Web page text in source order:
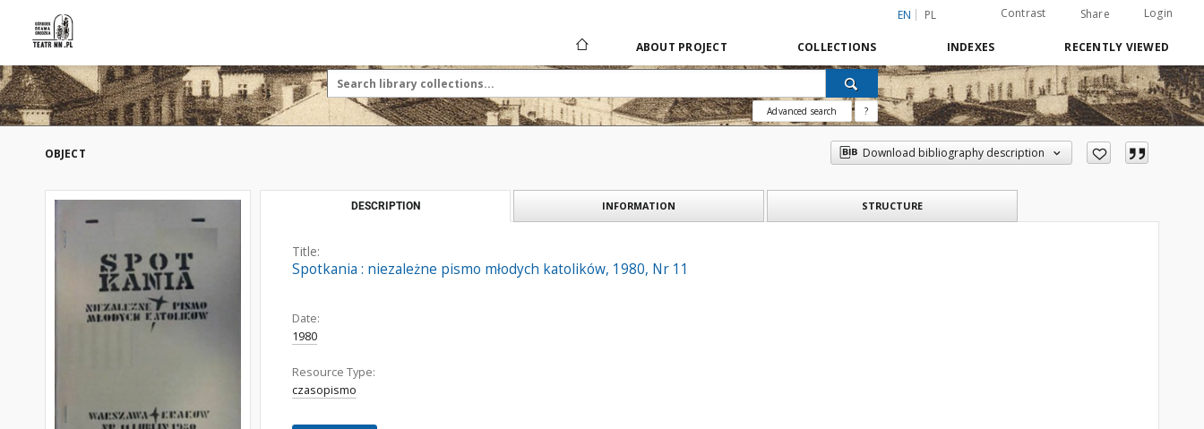
EN PL Contrast Share Login
ABOUT PROJECT COLLECTIONS INDEXES RECENTLY VIEWED
Advanced search ?
OBJECT Download bibliography description
DESCRIPTION INFORMATION STRUCTURE
Title:
Spotkania : niezależne pismo młodych katolików, 1980, Nr 11
Date:
1980
Resource Type:
czasopismo